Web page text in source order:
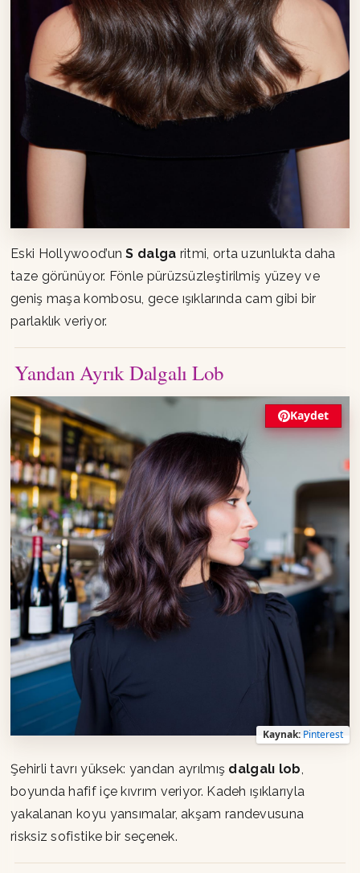
Eski Hollywood’unS dalga ritmi, orta uzunlukta daha
taze görünüyor. Fönle pürüzsüzleştirilmiş yüzey ve
geniş maşa kombosu, gece ışıklarında cam gibi bir
parlaklık veriyor.
Yandan Ayrık Dalgalı Lob
Kaydet
Kaynak: Pinterest
Şehirli tavrı yüksek: yandan ayrılmış dalgalı lob
boyunda hafif içe kıvrım veriyor. Kadeh ışıklarıyla
yakalanan koyu yansımalar, akşam randevusuna
risksiz sofistike bir seçenek.